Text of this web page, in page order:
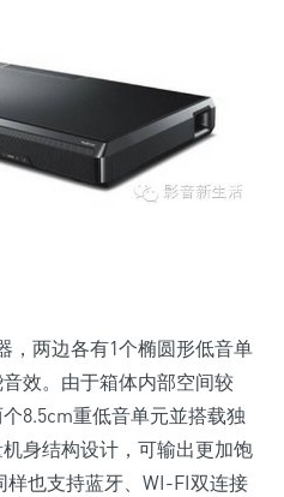
，两边各有1个椭圆形低音单
效。由于箱体内部空间较
8.5cm重低音单元並搭载独
身结构设计，可输出更加饱
样也支持蓝牙、WI-FI双连接